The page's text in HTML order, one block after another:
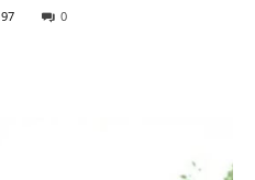
97 0